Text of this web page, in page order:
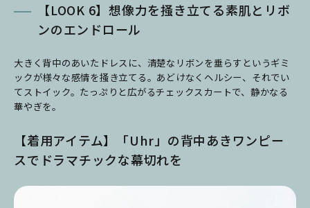
【LOOK 6】想像力を掻き立てる素肌とリボ
ンのエンドロール
大きく背中のあいたドレスに、清楚なリボンを垂らすというギミ
ックが様々な感情を掻き立てる。あどけなくヘルシー、それでい
てストイック。たっぷりと広がるチェックスカートで、静かなる
華やぎを。
【着用アイテム】「Uhr」の背中あきワンピー
スでドラマチックな幕切れを